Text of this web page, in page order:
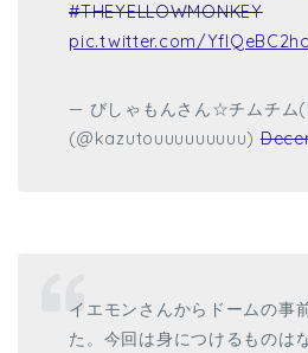
#THEYELLOWMONKEY
pic.twitter.com/YfIQeBC2hc
— びしゃもんさん☆チムチ
(@kazutouuuuuuuuu)
イエモンさんからドームの事
た。今回は身につけるものは